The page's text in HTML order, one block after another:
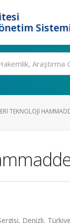
TEKNOLOJI
Denizli,